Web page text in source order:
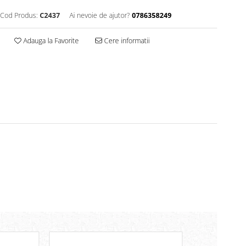
Cod Produs: C2437 Ai nevoie de ajutor? 0786358249
Adauga la Favorite Cere informatii